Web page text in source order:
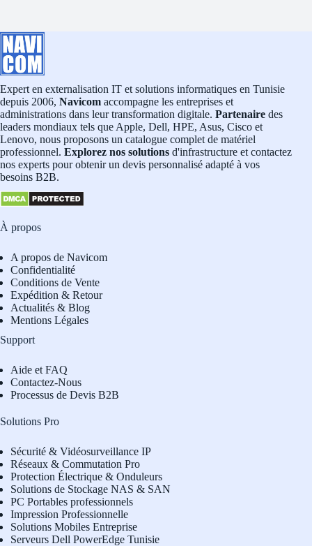
Expert en externalisation IT et solutions informatiques en Tunisie
depuis 2006, Navicom accompagne les entreprises et
administrations dans leur transformation digitale. Partenaire des
leaders mondiaux tels que Apple, Dell, HPE, Asus, Cisco et
Lenovo, nous proposons un catalogue complet de matériel
professionnel. Explorez nos solutions d'infrastructure et contactez
nos experts pour obtenir un devis personnalisé adapté à vos
besoins B2B.
À propos
A propos de Navicom
Confidentialité
Conditions de Vente
Expédition & Retour
Actualités & Blog
Mentions Légales
Support
Aide et FAQ
Contactez-Nous
Processus de Devis B2B
Solutions Pro
Sécurité & Vidéosurveillance IP
Réseaux & Commutation Pro
Protection Électrique & Onduleurs
Solutions de Stockage NAS & SAN
PC Portables professionnels
Impression Professionnelle
Solutions Mobiles Entreprise
Serveurs Dell PowerEdge Tunisie